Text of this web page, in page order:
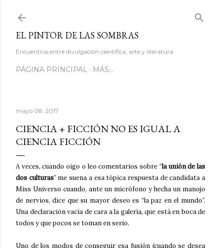
EL PINTOR DE LAS SOMBRAS
Encuentros entre divulgación científica, arte y literatura
PÁGINA PRINCIPAL MÁS…
mayo 08, 2017
CIENCIA + FICCIÓN NO ES IGUAL A
CIENCIA FICCIÓN
A veces, cuando oigo o leo comentarios sobre “la unión de las
dos culturas” me suena a esa tópica respuesta de candidata a
Miss Universo cuando, ante un micrófono y hecha un manojo
de nervios, dice que su mayor deseo es “la paz en el mundo”.
Una declaración vacía de cara a la galería, que está en boca de
todos y que pocos se toman en serio.
Uno de los modos de conseguir esa fusión (cuando se desea